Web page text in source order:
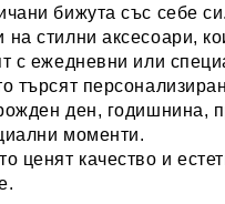
бижута със себе си.
на стилни аксесоари,
с ежедневни или
търсят
ден, годишнина,
моменти.
ценят качество и